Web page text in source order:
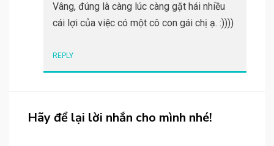
Vâng, đúng là càng lúc càng gặt hái nhiều
cái lợi của việc có một cô con gái chị ạ. :))))
REPLY
Hãy để lại lời nhắn cho mình nhé!